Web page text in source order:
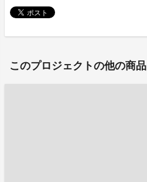
このプロジェクトの他の商品